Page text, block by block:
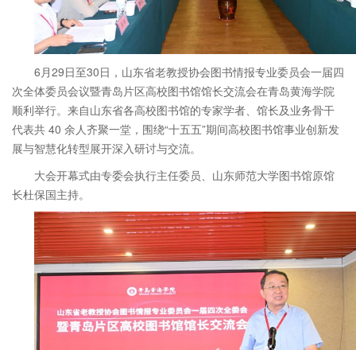
6月29日至30日，山东省老教授协会图书情报专业委员会一届四
次全体委员会议暨青岛片区高校图书馆馆长交流会在青岛黄海学院
顺利举行。来自山东省各高校图书馆的专家学者、馆长及业务骨干
代表共 40 余人齐聚一堂，围绕“十五五”期间高校图书馆事业创新发
展与智慧化转型展开深入研讨与交流。
大会开幕式由专委会执行主任委员、山东师范大学图书馆原馆
长杜保国主持。